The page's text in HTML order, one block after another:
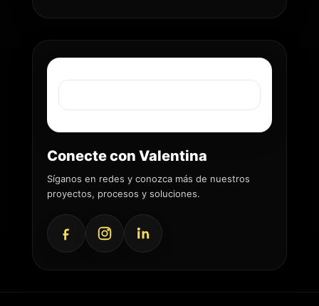
Conecte con Valentina
Síganos en redes y conozca más de nuestros
proyectos, procesos y soluciones.